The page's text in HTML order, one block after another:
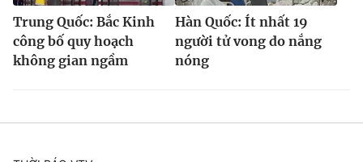
Trung Quốc: Bắc Kinh
công bố quy hoạch
không gian ngầm
Hàn Quốc: Ít nhất 19
người tử vong do nắng
nóng